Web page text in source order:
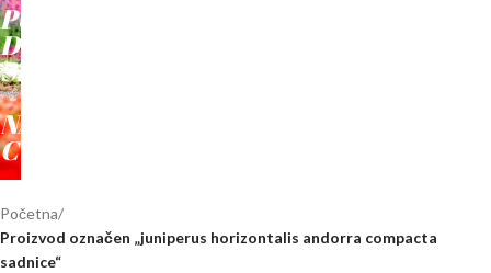
PUT
DO
SREĆE
-
NAŠE
CVEĆE
Početna/
Proizvod označen „juniperus horizontalis andorra compacta
sadnice“